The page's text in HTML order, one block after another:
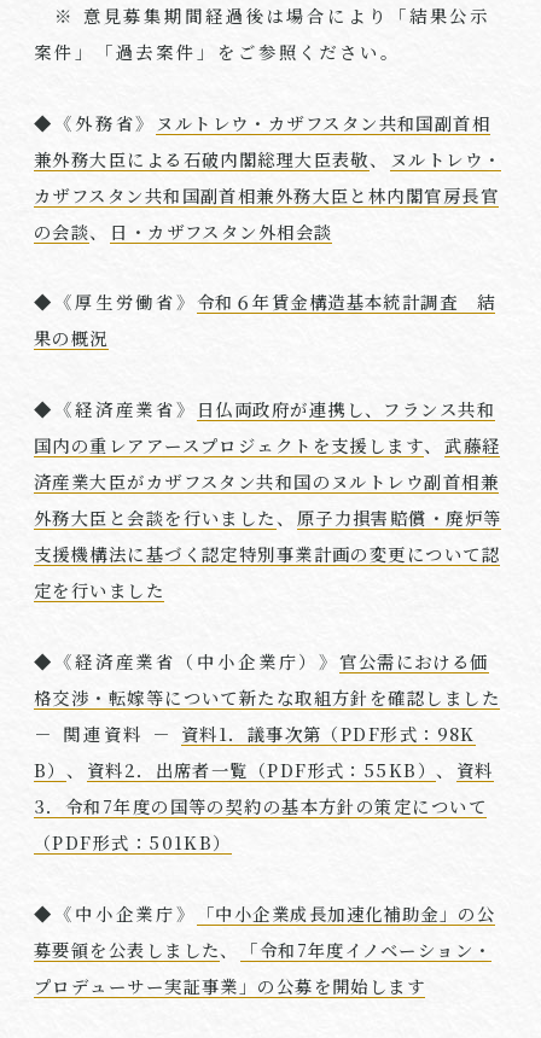
※ 意見募集期間経過後は場合により「結果公示
案件」「過去案件」をご参照ください。
◆《外務省》
ヌルトレウ・カザフスタン共和国副首相
兼外務大臣による石破内閣総理大臣表敬、
ヌルトレウ・
カザフスタン共和国副首相兼外務大臣と林内閣官房長官
の会談、 日・カザフスタン外相会談
◆《厚生労働省》令和６年賃金構造基本統計調査 結
果の概況
◆《経済産業省》 日仏両政府が連携し、フランス共和
国内の重レアアースプロジェクトを支援します、武藤経
済産業大臣がカザフスタン共和国のヌルトレウ副首相兼
外務大臣と会談を行いました、 原子力損害賠償・廃炉等
支援機構法に基づく認定特別事業計画の変更について認
定を行いました
◆《経済産業省（中小企業庁）》官公需における価
格交渉・転嫁等について新たな取組方針を確認しました
－ 関連資料 － 資料1．議事次第（PDF形式：98K
B） 、 資料2．出席者一覧（PDF形式：55KB）、 資料
3．令和7年度の国等の契約の基本方針の策定について
（PDF形式：501KB）
◆《中小企業庁》
「中小企業成長加速化補助金」の公
募要領を公表しました、
「令和7年度イノベーション・
プロデューサー実証事業」の公募を開始します